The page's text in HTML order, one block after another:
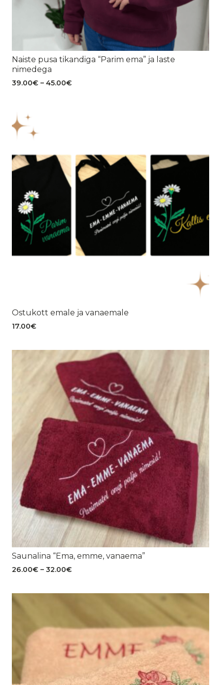
Naiste pusa tikandiga “Parim ema” ja laste
nimedega
39.00€ – 45.00€
Ostukott emale ja vanaemale
17.00€
Saunalina “Ema, emme, vanaema”
26.00€ – 32.00€
32.00€